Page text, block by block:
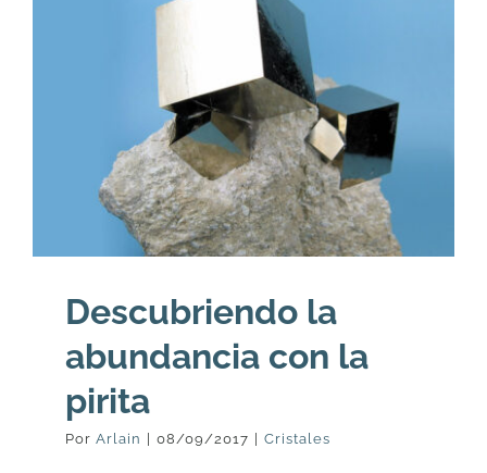
Descubriendo la
abundancia con la
pirita
Por Arlain | 08/09/2017 | Cristales